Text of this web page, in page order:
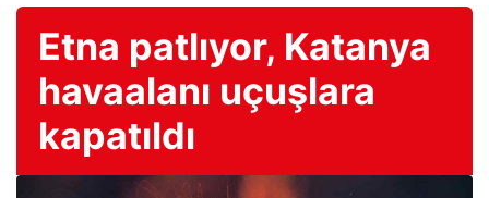
Etna patlıyor, Katanya
havaalanı uçuşlara
kapatıldı